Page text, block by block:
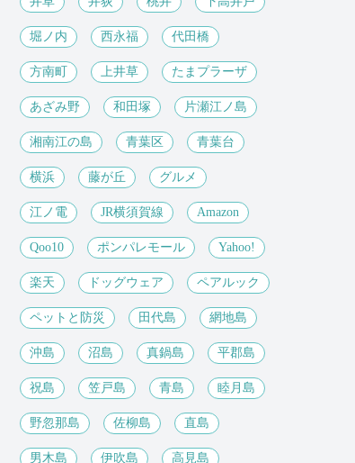
堀ノ内 西永福 代田橋
方南町 上井草 たまプラーザ
あざみ野 和田塚 片瀬江ノ島
湘南江の島 青葉区 青葉台
横浜 藤が丘 グルメ
江ノ電 JR横須賀線 Amazon
Qoo10 ポンパレモール Yahoo!
楽天 ドッグウェア ペアルック
ペットと防災 田代島 網地島
沖島 沼島 真鍋島 平郡島
祝島 笠戸島 青島 睦月島
野忽那島 佐柳島 直島
男木島 伊吹島 高見島